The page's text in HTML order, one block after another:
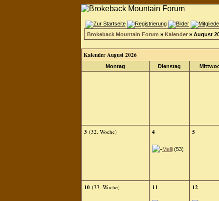
Brokeback Mountain Forum » Kalender » August
Kalender August 2026
Montag Dienstag
3 (32. Woche) 4
Melli(53)
5
10(33. Woche) 11 12